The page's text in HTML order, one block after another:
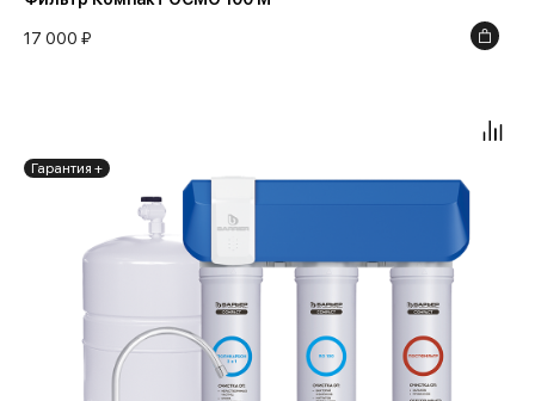
17 000 ₽
Гарантия +